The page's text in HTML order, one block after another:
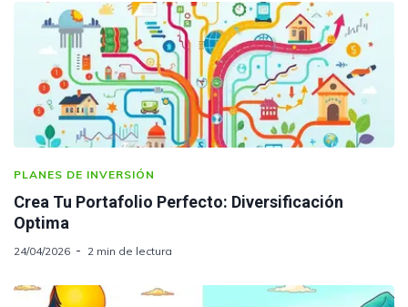
PLANES DE INVERSIÓN
Crea Tu Portafolio Perfecto: Diversificación
Optima
24/04/2026 2 min de lectura